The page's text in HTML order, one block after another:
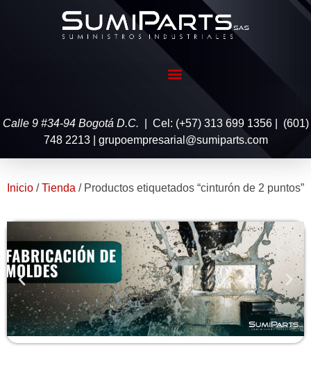
Calle 9 #34-94 Bogotá D.C. | Cel: (+57) 313 699 1356 | (601)
748 2213 | grupoempresarial@sumiparts.com
Inicio /Tienda / Productos etiquetados “cinturón de 2 puntos”